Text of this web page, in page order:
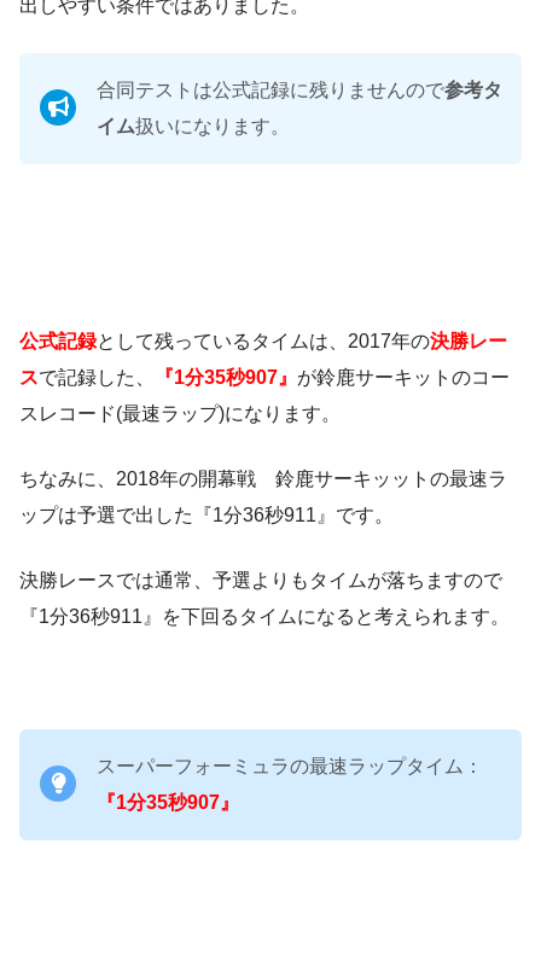
出しやすい条件ではありました。
合同テストは公式記録に残りませんので参考タ
イム扱いになります。
公式記録として残っているタイムは、2017年の決勝レー
スで記録した、 『1分35秒907』 が鈴鹿サーキットのコー
スレコード(最速ラップ)になります。
ちなみに、2018年の開幕戦 鈴鹿サーキッットの最速ラ
ップは予選で出した『1分36秒911』です。
決勝レースでは通常、予選よりもタイムが落ちますので
『1分36秒911』を下回るタイムになると考えられます。
スーパーフォーミュラの最速ラップタイム：
『1分35秒907』